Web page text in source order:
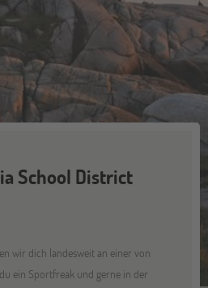
School District
wir dich landesweit an einer von
ein Sportfreak und gerne in der